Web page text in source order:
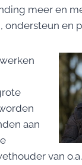
meer en
en
aan
van